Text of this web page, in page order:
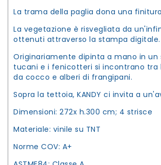
La trama della paglia dona una
La vegetazione è risvegliata da
ottenuti attraverso la stampa digitale.
Originariamente dipinta a mano in un
tucani e i fenicotteri si incontrano tra
da cocco e alberi di frangipani.
Sopra la tettoia, KANDY ci invita a
Dimensioni: 272x h.300 cm; 4 strisce
Materiale: vinile su TNT
Norme COV: A+